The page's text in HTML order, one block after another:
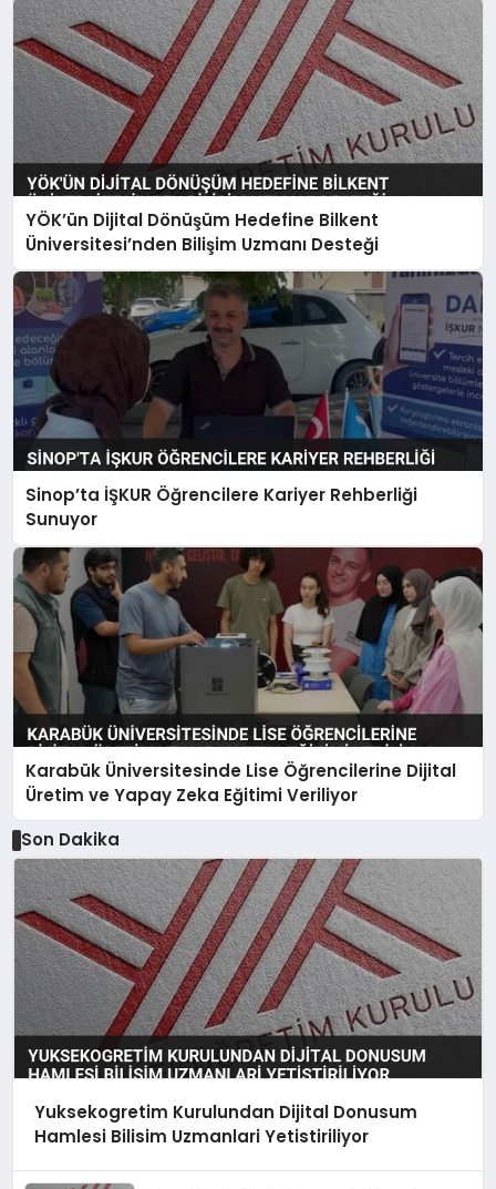
YÖK’ün Dijital Dönüşüm Hedefine Bilkent
Üniversitesi’nden Bilişim Uzmanı Desteği
Sinop’ta İŞKUR Öğrencilere Kariyer Rehberliği
Sunuyor
Karabük Üniversitesinde Lise Öğrencilerine Dijital
Üretim ve Yapay Zeka Eğitimi Veriliyor
Son Dakika
Yuksekogretim Kurulundan Dijital Donusum
Hamlesi Bilisim Uzmanlari Yetistiriliyor